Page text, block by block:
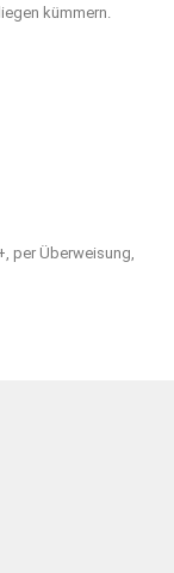
kümmern.
per Überweisung,